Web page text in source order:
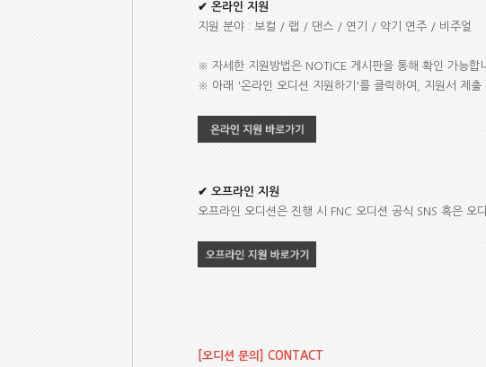
✔ 온라인 지원
지원 분야 : 보컬 / 랩 / 댄스 / 연기 / 악기 연주 / 비주얼
※ 자세한 지원방법은 NOTICE 게시판을 통해 확인 가능합
※ 아래 '온라인 오디션 지원하기'를 클릭하여, 지원서 제출
✔ 오프라인 지원
오프라인 오디션은 진행 시 FNC 오디션 공식 SNS 혹은 오
[오디션 문의] CONTACT